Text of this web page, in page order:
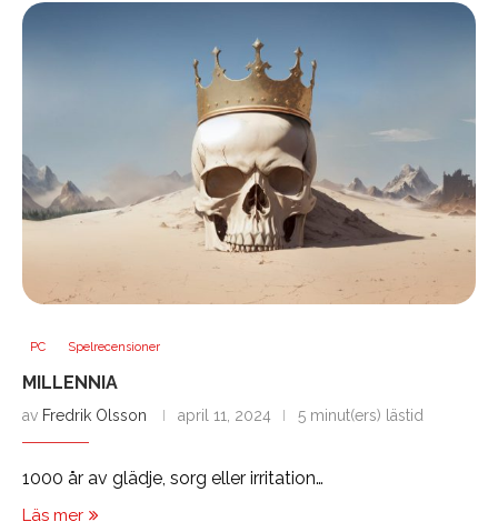
PC Spelrecensioner
MILLENNIA
av Fredrik Olsson april 11, 2024 5 minut(ers) lästid
1000 år av glädje, sorg eller irritation…
Läs mer